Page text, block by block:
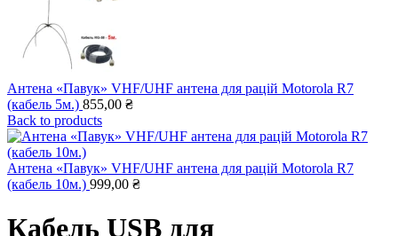
Антена «Павук» VHF/UHF антена для рацій Motorola R7
(кабель 5м.) 855,00 ₴
Back to products
Антена «Павук» VHF/UHF антена для рацій Motorola R7
(кабель 10м.) 999,00 ₴
Кабель USB для